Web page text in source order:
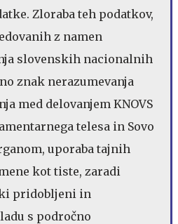
Zloraba teh podatkov,
z namen
slovenskih nacionalnih
znak nerazumevanja
med delovanjem KNOVS
telesa in Sovo
uporaba tajnih
kot tiste, zaradi
pridobljeni in
s področno